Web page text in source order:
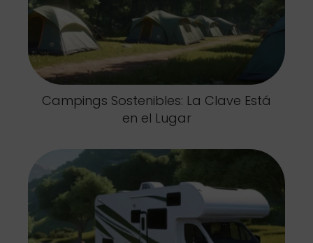
Campings Sostenibles: La Clave Está
en el Lugar